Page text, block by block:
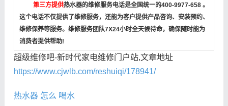
第三方提供热水器的维修服务电话是全国统一的400-9977-658 。
这个电话不仅提供了维修服务，还能为客户提供产品咨询、安装预约、
维修保养等服务。维修服务团队7X24小时全天候待命，确保随时能为
消费者提供帮助!
超级维修吧-新时代家电维修门户站,文章地址
https://www.cjwlb.com/reshuiqi/178941/
热水器 怎么 喝水